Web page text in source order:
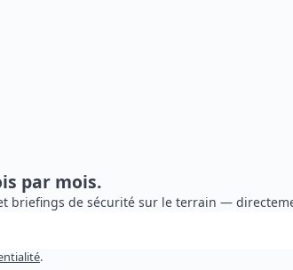
par mois.
briefings de sécurité sur le terrain —
.